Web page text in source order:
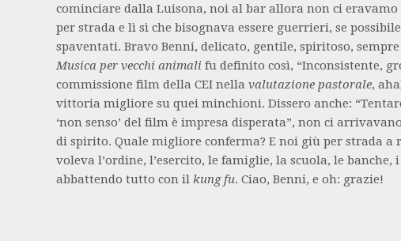
cominciare dalla Luisona, noi al bar allora non ci
per strada e lì sì che bisognava essere guerrieri, se
spaventati. Bravo Benni, delicato, gentile, spiritoso,
Musica per vecchi animali fu definito così, “Inconsistente,
commissione film della CEI nella valutazione pastorale,
vittoria migliore su quei minchioni. Dissero anche:
‘non senso’ del film è impresa disperata”, non ci
di spirito. Quale migliore conferma? E noi giù per strada a
voleva l’ordine, l’esercito, le famiglie, la scuola, le banche,
abbattendo tutto con il kung fu. Ciao, Benni, e oh: grazie!